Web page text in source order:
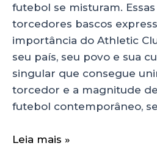
futebol se misturam.
torcedores bascos
importância do Athletic
seu país, seu povo e sua
singular que consegue
torcedor e a magnitude
futebol contemporâneo,
Leia mais »